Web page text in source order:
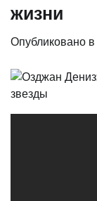
жизни
Опубликовано в